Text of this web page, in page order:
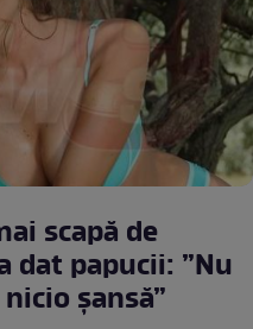
scapă de
papucii: ”Nu
șansă”